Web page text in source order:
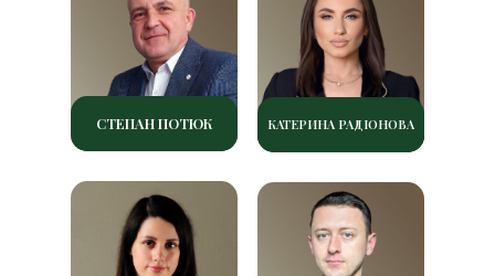
СТЕПАН ПОТЮК КАТЕРИНА РАДІОНОВА